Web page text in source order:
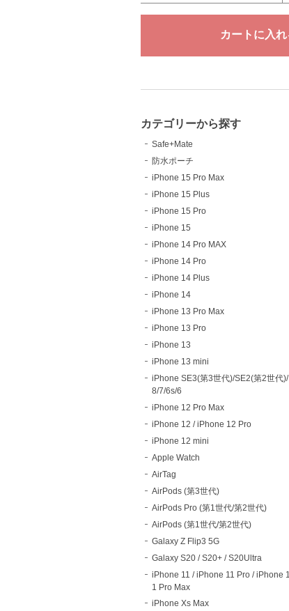
カテゴリーから探す
Safe+Mate
防水ポーチ
iPhone 15 Pro Max
iPhone 15 Plus
iPhone 15 Pro
iPhone 15
iPhone 14 Pro MAX
iPhone 14 Pro
iPhone 14 Plus
iPhone 14
iPhone 13 Pro Max
iPhone 13 Pro
iPhone 13
iPhone 13 mini
iPhone SE3(第3世代)/SE2(第2世代)/
8/7/6s/6
iPhone 12 Pro Max
iPhone 12 / iPhone 12 Pro
iPhone 12 mini
Apple Watch
AirTag
AirPods (第3世代)
AirPods Pro (第1世代/第2世代)
AirPods (第1世代/第2世代)
Galaxy Z Flip3 5G
Galaxy S20 / S20+ / S20Ultra
iPhone 11 / iPhone 11 Pro / iPhone 1
1 Pro Max
iPhone Xs Max